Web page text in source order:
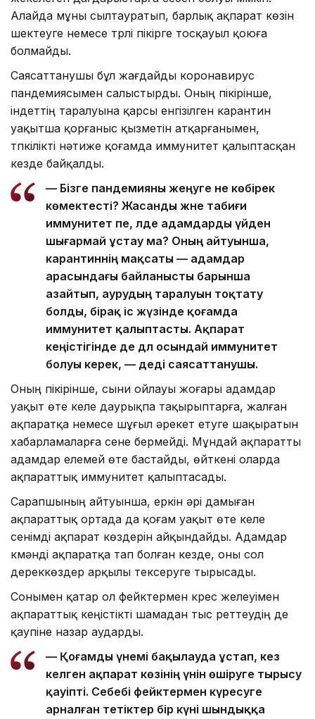
Алайда мұны сылтауратып, барлық ақпарат көзін
шектеуге немесе түрлі пікірге тосқауыл қоюға
болмайды.
Саясаттанушы бұл жағдайды коронавирус
пандемиясымен салыстырды. Оның пікірінше,
індеттің таралуына қарсы енгізілген карантин
уақытша қорғаныс қызметін атқарғанымен,
түпкілікті нәтиже қоғамда иммунитет қалыптасқан
кезде байқалды.
— Бізге пандемияны жеңуге не көбірек
көмектесті? Жасанды және табиғи
иммунитет пе, әлде адамдарды үйден
шығармай ұстау ма? Оның айтуынша,
карантиннің мақсаты — адамдар
арасындағы байланысты барынша
азайтып, аурудың таралуын тоқтату
болды, бірақ іс жүзінде қоғамда
иммунитет қалыптасты. Ақпарат
кеңістігінде де дәл осындай иммунитет
болуы керек, — деді саясаттанушы.
Оның пікірінше, сыни ойлауы жоғары адамдар
уақыт өте келе даурықпа тақырыптарға, жалған
ақпаратқа немесе шұғыл әрекет етуге шақыратын
хабарламаларға сене бермейді. Мұндай ақпаратты
адамдар елемей өте бастайды, өйткені оларда
ақпараттық иммунитет қалыптасады.
Сарапшының айтуынша, еркін әрі дамыған
ақпараттық ортада да қоғам уақыт өте келе
сенімді ақпарат көздерін айқындайды. Адамдар
күмәнді ақпаратқа тап болған кезде, оны сол
дереккөздер арқылы тексеруге тырысады.
Сонымен қатар ол фейктермен күрес желеуімен
ақпараттық кеңістікті шамадан тыс реттеудің де
қаупіне назар аударды.
— Қоғамды үнемі бақылауда ұстап, кез
келген ақпарат көзінің үнін өшіруге тырысу
қауіпті. Себебі фейктермен күресуге
арналған тетіктер бір күні шындыққа